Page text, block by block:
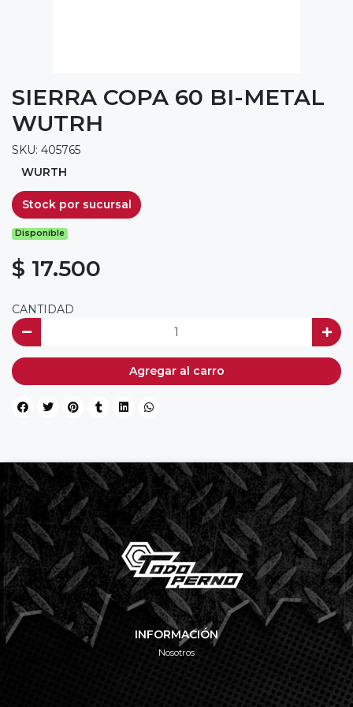
SIERRA COPA 60 BI-METAL
WUTRH
SKU: 405765
WURTH
Stock por sucursal
Disponible
$ 17.500
CANTIDAD
Agregar al carro
INFORMACIÓN
Nosotros